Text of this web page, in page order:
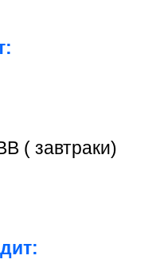
( завтраки)